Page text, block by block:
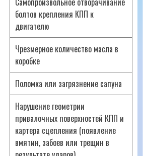
болтов крепления КПП к
двигателю
Чрезмерное количество масла в
коробке
Поломка или загрязнение сапуна
Нарушение геометрии
привалочных поверхностей КПП и
картера сцепления (появление
вмятин, забоев или трещин в